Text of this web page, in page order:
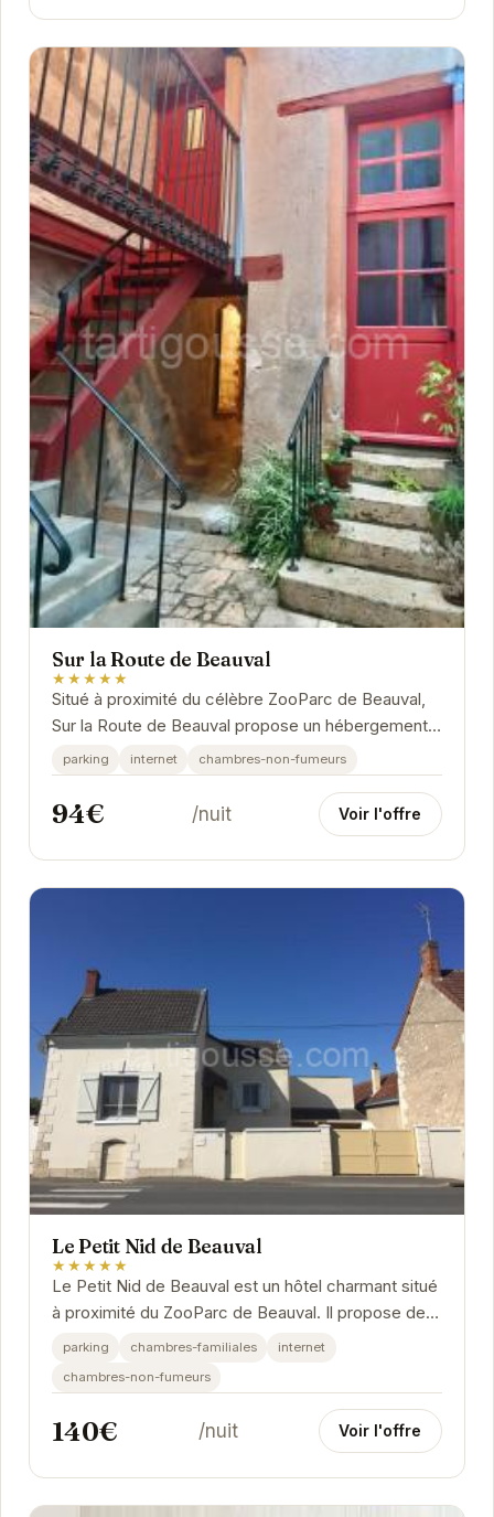
Sur la Route de Beauval
★★★★★
Situé à proximité du célèbre ZooParc de Beauval,
Sur la Route de Beauval propose un hébergement
confortable et fonctionnel. L'établissement...
parking internet chambres-non-fumeurs
94€ /nuit Voir l'offre
Le Petit Nid de Beauval
★★★★★
Le Petit Nid de Beauval est un hôtel charmant situé
à proximité du ZooParc de Beauval. Il propose des
chambres confortables et décorées avec...
parking chambres-familiales
internet
chambres-non-fumeurs
140€ /nuit Voir l'offre